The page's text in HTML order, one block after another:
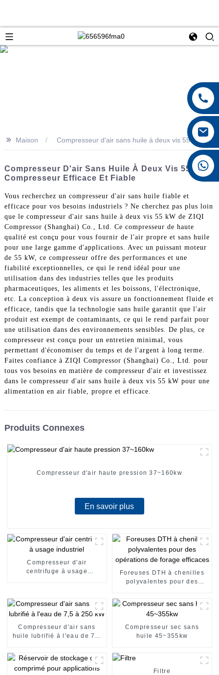
+8615026767628
>> Maison Compresseur d'air sans huile à deux vis 55 kW
Compresseur D'air Sans Huile À Deux Vis 55 KW |
Compresseur Efficace Et Fiable
Vous recherchez un compresseur d'air sans huile fiable et
efficace pour vos besoins industriels ? Ne cherchez pas plus loin
que le compresseur d'air sans huile à deux vis 55 kW de ZIQI
Compressor (Shanghai) Co., Ltd. Ce compresseur de haute
qualité est conçu pour vous fournir de l'air propre et sans huile
pour une large gamme d'applications. Avec un puissant moteur
de 55 kW, ce compresseur offre des performances et une
fiabilité exceptionnelles, ce qui le rend idéal pour une
utilisation dans des industries telles que les produits
pharmaceutiques, les aliments et les boissons, l'électronique,
etc. La conception à deux vis assure un fonctionnement fluide et
efficace, tandis que la technologie sans huile garantit que l'air
produit est exempt de contaminants, ce qui le rend parfait pour
une utilisation dans des environnements sensibles. De plus, ce
compresseur est conçu pour un entretien minimal, vous
permettant d'économiser du temps et de l'argent à long terme.
Faites confiance à ZIQI Compressor (Shanghai) Co., Ltd. pour
tous vos besoins en matière de compresseur d'air et investissez
dans le compresseur d'air sans huile à deux vis 55 kW pour une
alimentation en air fiable, propre et efficace.
Produits Connexes
Compresseur d'air haute pression 37~160kw
En savoir plus
Compresseur d'air
centrifuge à usage
Foreuses DTH à chenilles
polyvalentes pour des
Compresseur d'air sans
huile lubrifié à l'eau de 7,5
Compresseur sec sans
huile 45~355kw
Filtre